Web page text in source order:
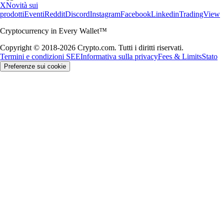
XNovità sui
prodottiEventiRedditDiscordInstagramFacebookLinkedinTradingView
Cryptocurrency in Every Wallet™
Copyright © 2018-2026 Crypto.com. Tutti i diritti riservati.
Termini e condizioni SEEInformativa sulla privacyFees & LimitsStato
Preferenze sui cookie